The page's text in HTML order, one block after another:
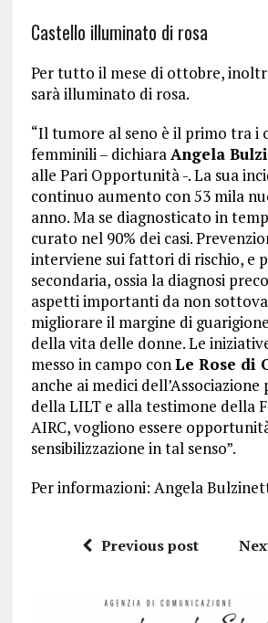
Castello illuminato di rosa
Per tutto il mese di ottobre,
sarà illuminato di rosa.
“Il tumore al seno è il primo tra i
femminili – dichiara Angela
alle Pari Opportunità -. La sua
continuo aumento con 53 mila
anno. Ma se diagnosticato in
curato nel 90% dei casi.
interviene sui fattori di rischio, e
secondaria, ossia la diagnosi
aspetti importanti da non
migliorare il margine di
della vita delle donne. Le
messo in campo con Le Rose di
anche ai medici
della LILT e alla testimone della
AIRC, vogliono essere
sensibilizzazione in tal senso”.
Per informazioni: Angela
Previous post